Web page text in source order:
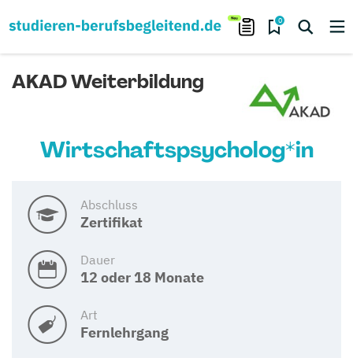
0
AKAD Weiterbildung
Wirtschaftspsycholog*in
Abschluss
Zertifikat
Dauer
12 oder 18 Monate
Art
Fernlehrgang